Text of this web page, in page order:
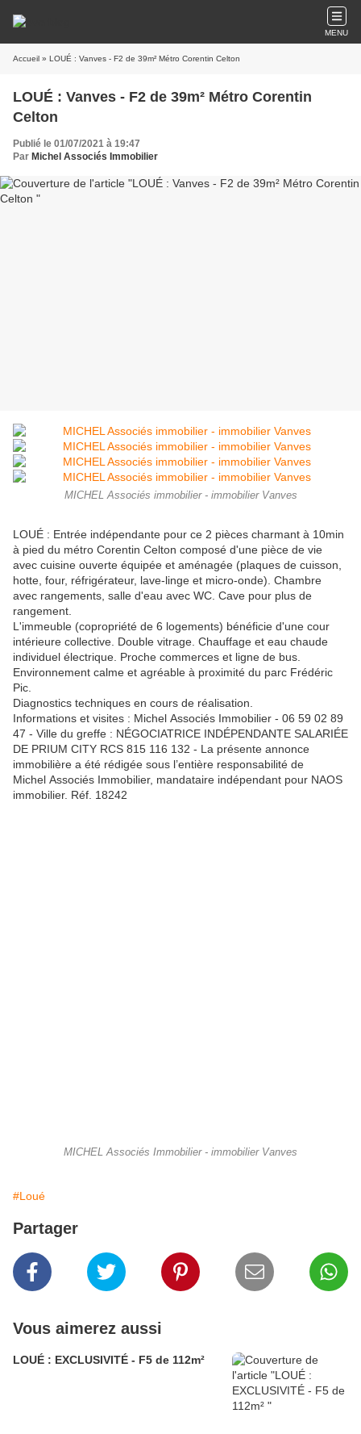
MENU
Accueil » LOUÉ : Vanves - F2 de 39m² Métro Corentin Celton
LOUÉ : Vanves - F2 de 39m² Métro Corentin
Celton
Publié le 01/07/2021 à 19:47
Par Michel Associés Immobilier
MICHEL Associés immobilier - immobilier Vanves
LOUÉ : Entrée indépendante pour ce 2 pièces charmant à 10min
à pied du métro Corentin Celton composé d'une pièce de vie
avec cuisine ouverte équipée et aménagée (plaques de cuisson,
hotte, four, réfrigérateur, lave-linge et micro-onde). Chambre
avec rangements, salle d'eau avec WC. Cave pour plus de
rangement.
L'immeuble (copropriété de 6 logements) bénéficie d'une cour
intérieure collective. Double vitrage. Chauffage et eau chaude
individuel électrique. Proche commerces et ligne de bus.
Environnement calme et agréable à proximité du parc Frédéric
Pic.
Diagnostics techniques en cours de réalisation.
Informations et visites : Michel Associés Immobilier - 06 59 02 89
47 - Ville du greffe : NÉGOCIATRICE INDÉPENDANTE SALARIÉE
DE PRIUM CITY RCS 815 116 132 - La présente annonce
immobilière a été rédigée sous l’entière responsabilité de
Michel Associés Immobilier, mandataire indépendant pour NAOS
immobilier. Réf. 18242
MICHEL Associés Immobilier - immobilier Vanves
#Loué
Partager
Vous aimerez aussi
LOUÉ : EXCLUSIVITÉ - F5 de 112m²